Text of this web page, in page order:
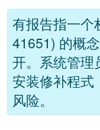
有报告指一个
41651) 的概
开。系统管理
安装修补程式
风险。